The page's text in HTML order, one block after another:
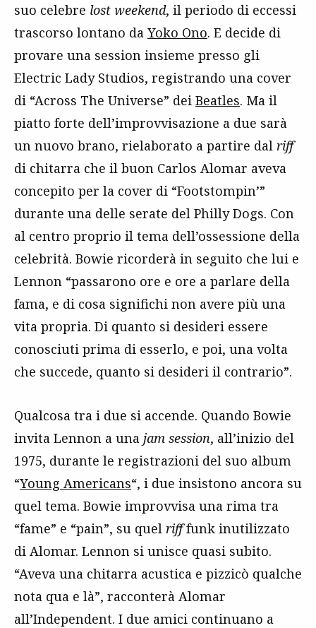
suo celebre lost weekend, il periodo di eccessi
trascorso lontano da Yoko Ono. E decide di
provare una session insieme presso gli
Electric Lady Studios, registrando una cover
di “Across The Universe” dei Beatles. Ma il
piatto forte dell’improvvisazione a due sarà
un nuovo brano, rielaborato a partire dal riff
di chitarra che il buon Carlos Alomar aveva
concepito per la cover di “Footstompin’”
durante una delle serate del Philly Dogs. Con
al centro proprio il tema dell’ossessione della
celebrità. Bowie ricorderà in seguito che lui e
Lennon “passarono ore e ore a parlare della
fama, e di cosa significhi non avere più una
vita propria. Di quanto si desideri essere
conosciuti prima di esserlo, e poi, una volta
che succede, quanto si desideri il contrario”.
Qualcosa tra i due si accende. Quando Bowie
invita Lennon a una jam session, all’inizio del
1975, durante le registrazioni del suo album
“Young Americans“, i due insistono ancora su
quel tema. Bowie improvvisa una rima tra
“fame” e “pain”, su quel rifffunk inutilizzato
di Alomar. Lennon si unisce quasi subito.
“Aveva una chitarra acustica e pizzicò qualche
nota qua e là”, racconterà Alomar
all’Independent. I due amici continuano a